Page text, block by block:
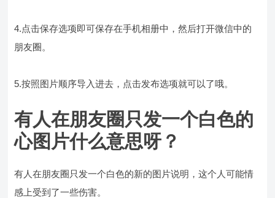
4.点击保存选项即可保存在手机相册中，然后打开微信中的
朋友圈。
5.按照图片顺序导入进去，点击发布选项就可以了哦。
有人在朋友圈只发一个白色的
心图片什么意思呀？
有人在朋友圈只发一个白色的新的图片说明，这个人可能情
感上受到了一些伤害。